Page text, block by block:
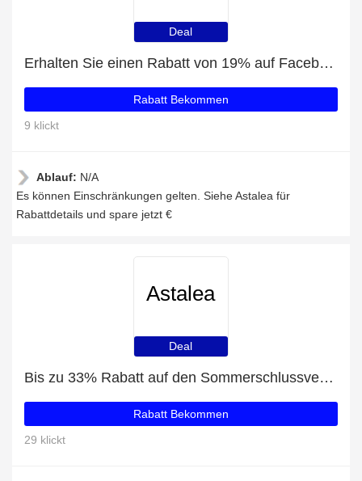
Deal
Erhalten Sie einen Rabatt von 19% auf Facebook-Likes
Rabatt Bekommen
9 klickt
Ablauf: N/A
Es können Einschränkungen gelten. Siehe Astalea für
Rabattdetails und spare jetzt €
Astalea
Deal
Bis zu 33% Rabatt auf den Sommerschlussverkauf
Rabatt Bekommen
29 klickt